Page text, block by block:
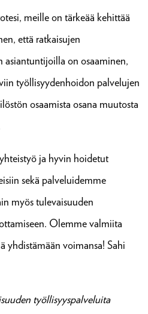
meille on tärkeää kehittää
että ratkaisujen
asiantuntijoilla on osaaminen,
työllisyydenhoidon palvelujen
osaamista osana muutosta
ja hyvin hoidetut
sekä palveluidemme
myös tulevaisuuden
Olemme valmiita
yhdistämään voimansa! Sahi
työllisyyspalveluita